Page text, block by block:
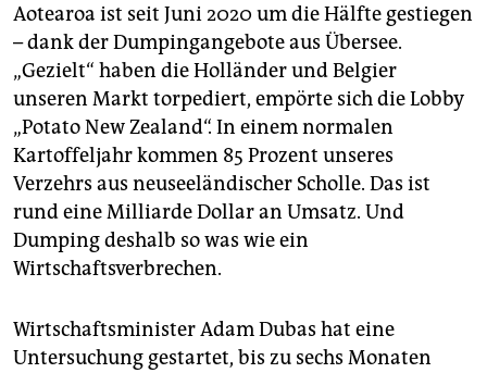
Aotearoa ist seit Juni 2020 um die Hälfte gestiegen
– dank der Dumping­angebote aus Übersee.
„Gezielt“ haben die Holländer und Belgier
unseren Markt torpediert, empörte sich die Lobby
„Potato New Zealand“. In einem normalen
Kartoffeljahr kommen 85 Prozent unseres
Verzehrs aus neuseeländischer Scholle. Das ist
rund eine Milliarde Dollar an Umsatz. Und
Dumping deshalb so was wie ein
Wirtschaftsverbrechen.
Wirtschaftsminister Adam Dubas hat eine
Untersuchung gestartet, bis zu sechs Monaten